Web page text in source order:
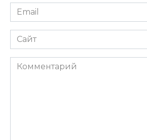
Email
*
Сайт
Комментарий